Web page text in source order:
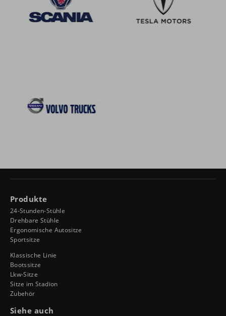
Produkte
24-Stunden-Stühle
Drehbare Stühle
Ergonomische Autositze
Sportsitze
Klassische Linie
Bootssitze
Lkw-Sitze
Sitze im Stadion
Zubehör
Siehe auch